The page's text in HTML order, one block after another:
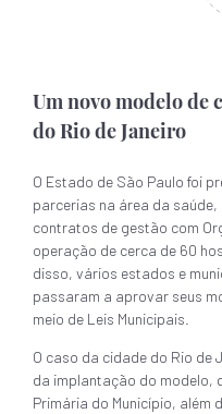
Um novo modelo de
do Rio de Janeiro
O Estado de São Paulo foi
parcerias na área da
contratos de gestão com
operação de cerca de 60
disso, vários estados e
passaram a aprovar seus
meio de Leis Municipais.
O caso da cidade do Rio de
da implantação do modelo,
Primária do Município, além